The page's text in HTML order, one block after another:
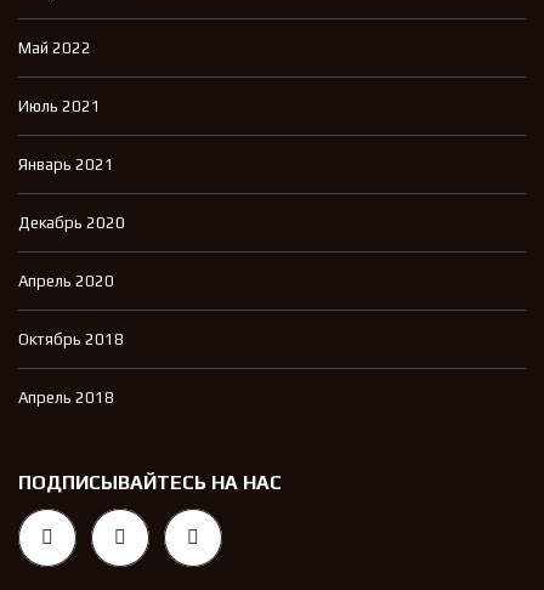
Май 2022
Июль 2021
Январь 2021
Декабрь 2020
Апрель 2020
Октябрь 2018
Апрель 2018
ПОДПИСЫВАЙТЕСЬ НА НАС